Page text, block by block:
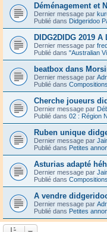
Déménagement et
Dernier message par
Publié dans Didgeridoo
DIDG2DIDG 2019 A
Dernier message par
Publié dans "Australian
beatbox dans
Dernier message par
Publié dans
Cherche joueurs
Dernier message par
Publié dans 02 : Région
Ruben unique
Dernier message par
Publié dans Petites
Asturias adapté
Dernier message par
Publié dans
A vendre
Dernier message par
Publié dans Petites